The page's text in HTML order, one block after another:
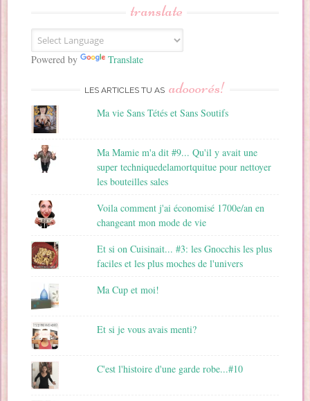
E
m
a
translate
Powered by Translate
LES ARTICLES TU AS adooorés!
Ma vie Sans Tétés et Sans Soutifs
Ma Mamie m'a dit #9... Qu'il y avait une
super techniquedelamortquitue pour nettoyer
les bouteilles sales
Voila comment j'ai économisé 1700e/an en
changeant mon mode de vie
Et si on Cuisinait... #3: les Gnocchis les plus
faciles et les plus moches de l'univers
Ma Cup et moi!
Et si je vous avais menti?
C'est l'histoire d'une garde robe...#10